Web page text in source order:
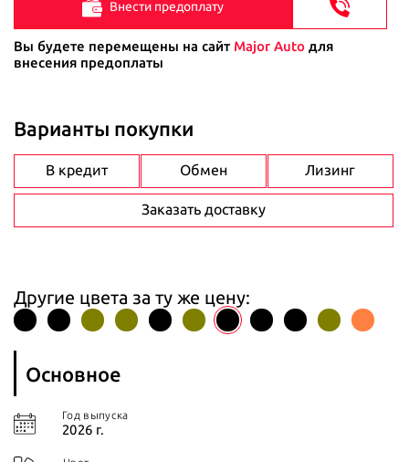
Внести предоплату
Вы будете перемещены на сайт Major Auto для
внесения предоплаты
Варианты покупки
В кредит Обмен Лизинг
Заказать доставку
Другие цвета за ту же цену:
Основное
Год выпуска
2026 г.